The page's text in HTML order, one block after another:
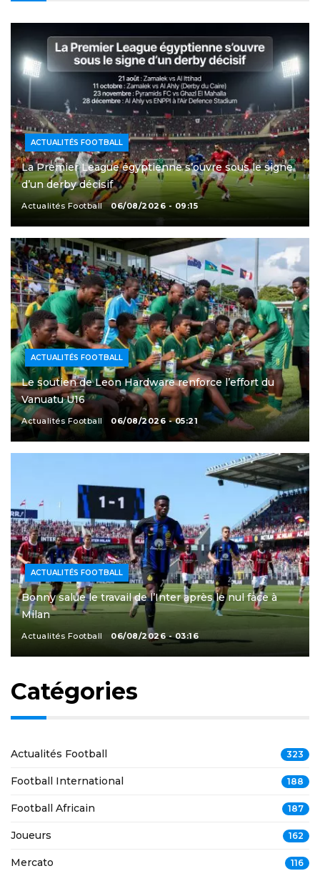
ACTUALITÉS FOOTBALL
La Premier League égyptienne s’ouvre sous le signe
d’un derby décisif
Actualités Football 06/08/2026 - 09:15
ACTUALITÉS FOOTBALL
Le soutien de Leon Hardware renforce l’effort du
Vanuatu U16
Actualités Football 06/08/2026 - 05:21
ACTUALITÉS FOOTBALL
Bonny salue le travail de l’Inter après le nul face à
Milan
Actualités Football 06/08/2026 - 03:16
Catégories
Actualités Football 323
Football International 188
Football Africain 187
Joueurs 162
Mercato 116